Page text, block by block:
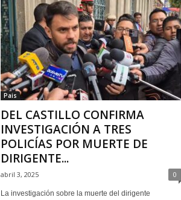
Pais
DEL CASTILLO CONFIRMA
INVESTIGACIÓN A TRES
POLICÍAS POR MUERTE DE
DIRIGENTE...
abril 3, 2025 0
La investigación sobre la muerte del dirigente